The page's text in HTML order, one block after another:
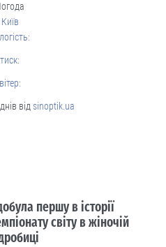
Київ
тиск:
вітер:
відsinoptik.ua
першу в історії
світу в жіночій